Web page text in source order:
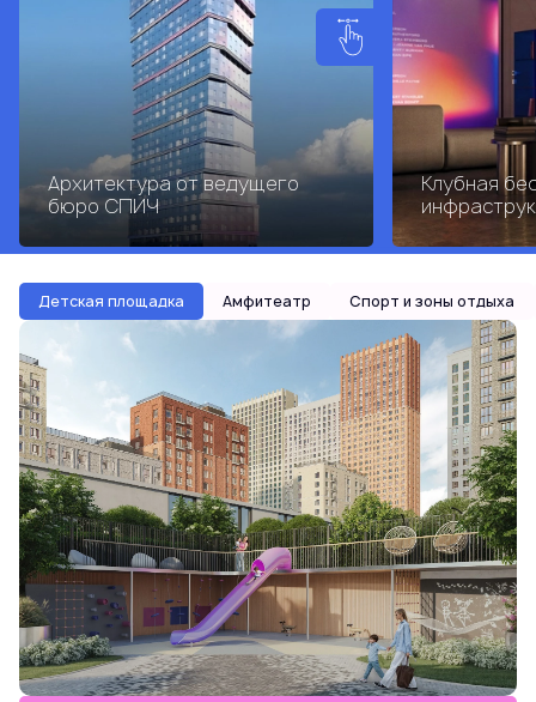
Архитектура от ведущего
бюро СПИЧ
Клубная
Детская площадка Амфитеатр Спорт и зоны отдыха